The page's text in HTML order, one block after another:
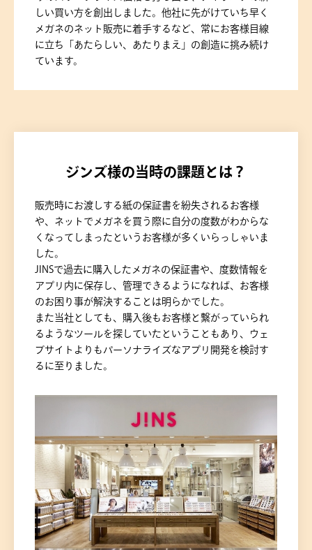
しい買い方を創出しました。他社に先がけていち早く
メガネのネット販売に着手するなど、常にお客様目線
に立ち「あたらしい、あたりまえ」の創造に挑み続け
ています。
ジンズ様の当時の課題とは？
販売時にお渡しする紙の保証書を紛失されるお客様
や、ネットでメガネを買う際に自分の度数がわからな
くなってしまったというお客様が多くいらっしゃいま
した。
JINSで過去に購入したメガネの保証書や、度数情報を
アプリ内に保存し、管理できるようになれば、お客様
のお困り事が解決することは明らかでした。
また当社としても、購入後もお客様と繋がっていられ
るようなツールを探していたということもあり、ウェ
ブサイトよりもパーソナライズなアプリ開発を検討す
るに至りました。